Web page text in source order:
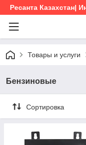
Ресанта Казахстан|
Товары и услуги
Бензиновые
Сортировка